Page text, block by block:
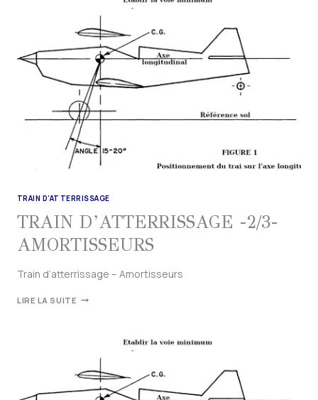
TRAIN D'ATTERRISSAGE
TRAIN D’ATTERRISSAGE -2/3-
AMORTISSEURS
Train d’atterrissage – Amortisseurs
LIRE LA SUITE